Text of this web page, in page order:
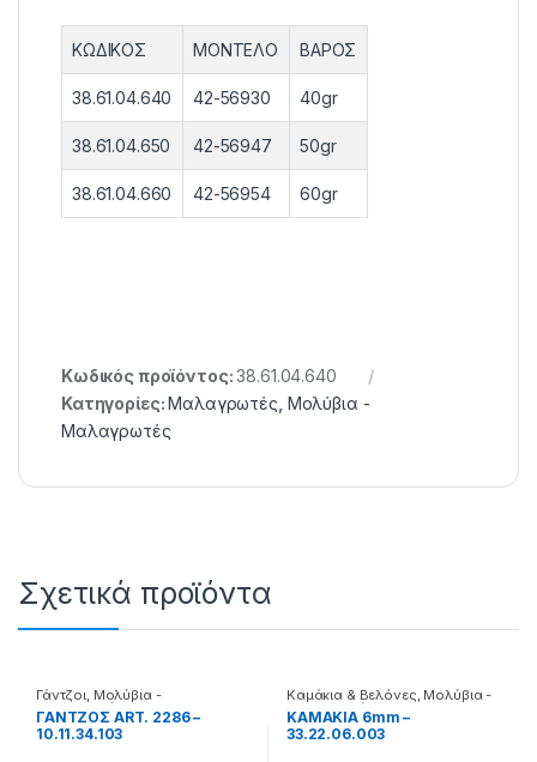
ΚΩΔΙΚΟΣ ΜΟΝΤΕΛΟ ΒΑΡΟΣ
38.61.04.640 42-56930 40gr
38.61.04.650 42-56947 50gr
38.61.04.660 42-56954 60gr
Κωδικός προϊόντος:38.61.04.640
Κατηγορίες:Μαλαγρωτές Μολύβια -
Μαλαγρωτές
Σχετικά προϊόντα
Γάντζοι Μολύβια -
Μαλαγρωτές
ΓΑΝΤΖΟΣ ART. 2286 –
10.11.34.103
Καμάκια & Βελόνες Μολύβια -
Μαλαγρωτές
ΚΑΜΑΚΙΑ 6mm –
33.22.06.003